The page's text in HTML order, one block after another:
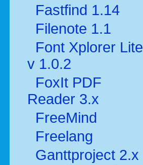
Fastfind 1.14
Filenote 1.1
Font Xplorer Lite
v 1.0.2
FoxIt PDF
Reader 3.x
FreeMind
Freelang
Ganttproject 2.x